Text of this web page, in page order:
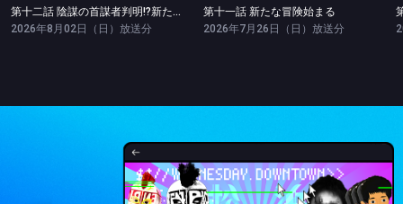
第十二話 陰謀の首謀者判明!?新たな仲間との対峙
2026年8月02日（日）放送分
第十一話 新たな冒険始まる
2026年7月26日（日）放送分